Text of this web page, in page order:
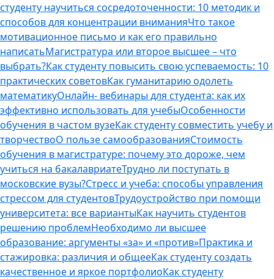
студенту научиться сосредоточенности: 10 методик и
способов для концентрации вниманияЧто такое
мотивационное письмо и как его правильно
написатьМагистратура или второе высшее – что
выбрать?Как студенту повысить свою успеваемость: 10
практических советовКак гуманитарию одолеть
математикуОнлайн- вебинары для студента: как их
эффективно использовать для учебыОсобенности
обучения в частом вузеКак студенту совместить учебу и
творчествоО пользе самообразованияСтоимость
обучения в магистратуре: почему это дороже, чем
учиться на бакалавриатеТрудно ли поступать в
московские вузы?Стресс и учеба: способы управления
стрессом для студентовТрудоустройство при помощи
университета: все вариантыКак научить студентов
решению проблемНеобходимо ли высшее
образование: аргументы «за» и «против»Практика и
стажировка: различия и общееКак студенту создать
качественное и яркое портфолиоКак студенту